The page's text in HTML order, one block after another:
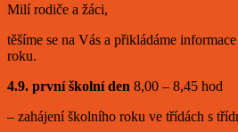
Milí rodiče a žáci,
těšíme se na Vás a přikládáme
roku.
4.9. první školní den 8,00 – 8,45 hod
– zahájení školního roku ve třídách s